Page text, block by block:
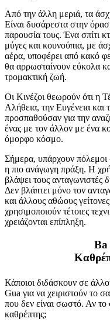
Από την άλλη μεριά, τα
Είναι δυσάρεστα στην
παρουσία τους. Ένα σπίτι
μύγες και κουνούπια, με
αέρα, υποφέρει από κακό
θα αρρωσταίνουν εύκολα
τρομακτική ζωή.
Οι Κινέζοι θεωρούν ότι η
Αλήθεια, την Ευγένεια και
προσπαθούσαν για την
ένας με τον άλλον με ένα
όμορφο κόσμο.
Σήμερα, υπάρχουν πόλεμοι
η πιο ανάγωγη πράξη. Η
βλάψει τους ανταγωνιστές
Δεν βλάπτει μόνο τον
και άλλους αθώους
χρησιμοποιούν τέτοιες
χρειάζονται επίπληξη.
Κάποιοι διδάσκουν σε
Gua για να χειριστούν το
που δεν είναι σωστό. Αν το
καθρέπτης;